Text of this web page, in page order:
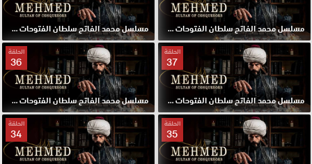
مسلسل محمد الفاتح سلطان الفتوحات مترجم الحلقة 39 HD مسلسل محمد الفاتح سلطان الفتوحات مترجم الحلقة 38 HD
الحلقة
37
مسلسل محمد الفاتح سلطان الفتوحات مترجم الحلقة 37 HD
الحلقة
36
مسلسل محمد الفاتح سلطان الفتوحات مترجم الحلقة 36 HD
الحلقة
35
الحلقة
34